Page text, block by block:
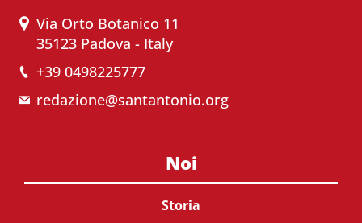
Via Orto Botanico 11
35123 Padova - Italy
+39 0498225777
redazione@santantonio.org
Noi
Storia